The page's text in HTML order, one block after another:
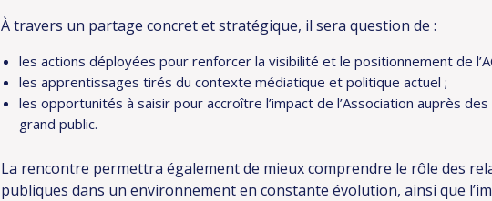
À travers un partage concret et stratégique, il sera question de :
les actions déployées pour renforcer la visibilité et le positionnement de
les apprentissages tirés du contexte médiatique et politique actuel ;
les opportunités à saisir pour accroître l’impact de l’Association auprès
grand public.
La rencontre permettra également de mieux comprendre le rôle des
publiques dans un environnement en constante évolution, ainsi que